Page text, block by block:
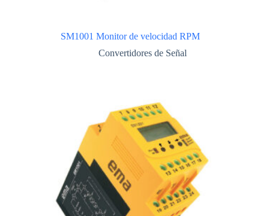
SM1001 Monitor de velocidad RPM
Convertidores de Señal